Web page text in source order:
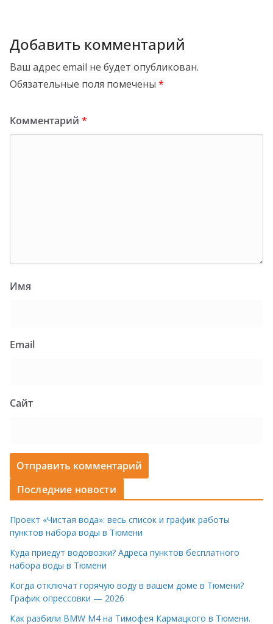
Добавить комментарий
Ваш адрес email не будет опубликован.
Обязательные поля помечены *
Комментарий *
Имя
Email
Сайт
Последние новости
Проект «Чистая вода»: весь список и график работы
пунктов набора воды в Тюмени
Куда приедут водовозки? Адреса пунктов бесплатного
набора воды в Тюмени
Когда отключат горячую воду в вашем доме в Тюмени?
График опрессовки — 2026
Как разбили BMW M4 на Тимофея Кармацкого в Тюмени.